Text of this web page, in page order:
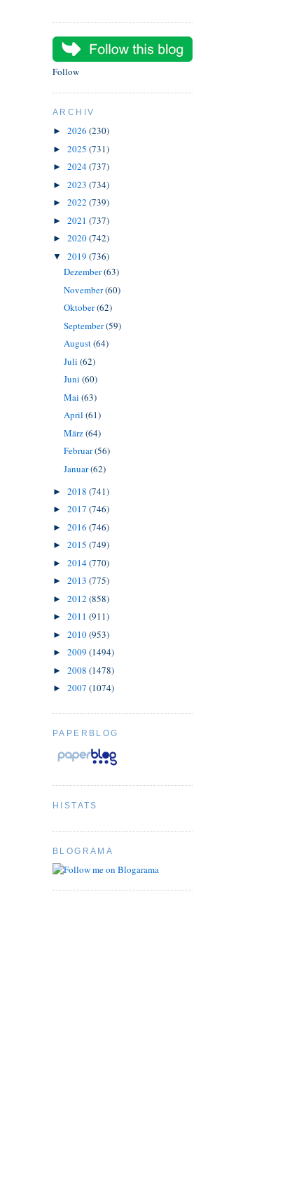
Follow
ARCHIV
► 2026 (230)
► 2025 (731)
► 2024(737)
► 2023 (734)
► 2022 (739)
► 2021 (737)
► 2020(742)
▼ 2019 (736)
Dezember(63)
November(60)
Oktober(62)
September(59)
August(64)
Juli (62)
Juni (60)
Mai (63)
April (61)
März(64)
Februar(56)
Januar(62)
► 2018 (741)
► 2017 (746)
► 2016 (746)
► 2015 (749)
► 2014(770)
► 2013 (775)
► 2012 (858)
► 2011 (911)
► 2010(953)
► 2009 (1494)
► 2008 (1478)
► 2007 (1074)
PAPERBLOG
HISTATS
BLOGRAMA